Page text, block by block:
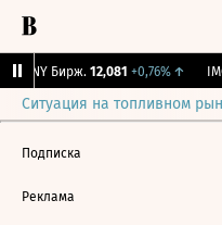
CNY Бирж. 12,081 +0,76%↑
Ситуация на топливном
Подписка
Реклама